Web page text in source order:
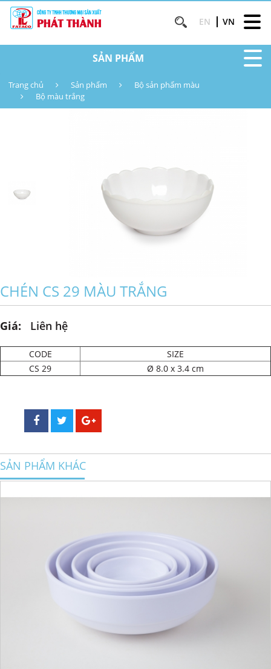
EN VN
SẢN PHẨM
Trang chủ Sản phẩm
Bộ sản phẩm màu
Bộ màu trắng
CHÉN CS 29 MÀU TRẮNG
Giá: Liên hệ
CODE
SIZE
CS 29
Ø 8.0 x 3.4 cm
SẢN PHẨM KHÁC